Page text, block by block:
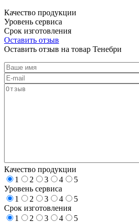
Качество продукции
Уровень сервиса
Срок изготовления
Оставить отзыв
Оставить отзыв на товар Тенебри
Качество продукции
1
2 3 4
5
Уровень сервиса
1
2 3 4
5
Срок изготовления
1
2 3 4
5